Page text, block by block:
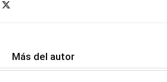
Más del autor